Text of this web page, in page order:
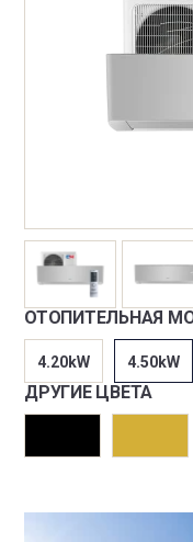
ОТОПИТЕЛЬНАЯ
4.20kW 4.50kW
ДРУГИЕ ЦВЕТА